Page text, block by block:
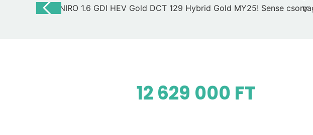
12 629 000 FT